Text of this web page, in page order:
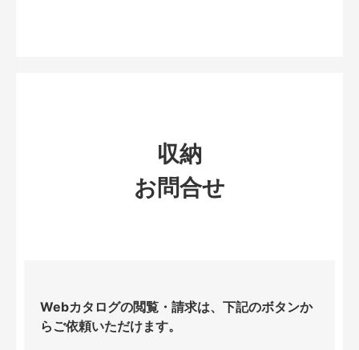
収納
お問合せ
Webカタログの閲覧・請求は、下記のボタンか
らご依頼いただけます。